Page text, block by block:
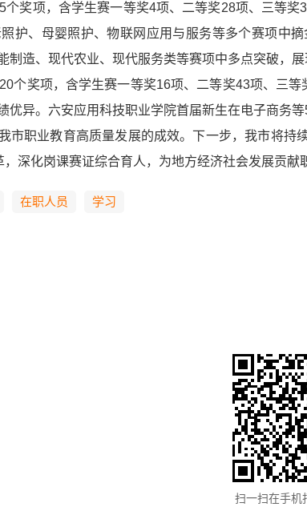
个奖项，含学生赛一等奖4项、二等奖28项、三等
护、母婴照护、物联网应用与服务等多个赛项中
制造、现代农业、现代服务类等赛项中多点突破，
个奖项，含学生赛一等奖16项、二等奖43项、三
优异。六安应用科技职业学院首届新生在电子商务
市职业教育高质量发展的成效。下一步，我市将
，深化岗课赛证综合育人，为地方经济社会发展贡献
在职人员 学习
扫一扫在手机